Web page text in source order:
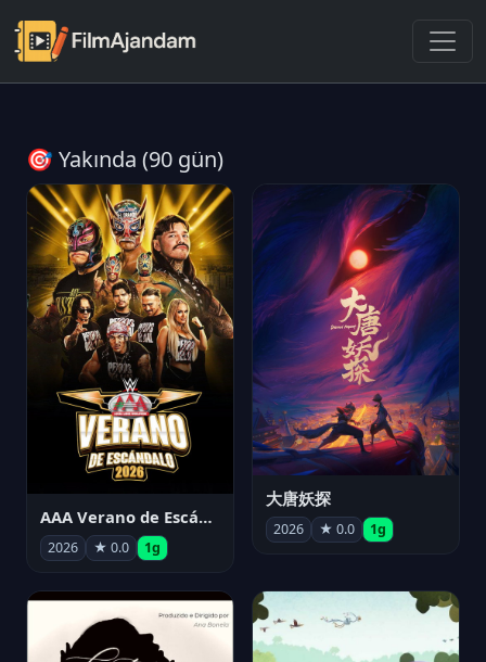
🎯 Yakında (90 gün)
AAA Verano de Escándalo 2026 - Week 3
2026 ★ 0.0 1g
大唐妖探
2026 ★ 0.0 1g